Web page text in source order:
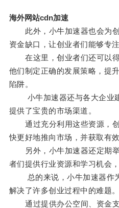
海外网站cdn加速
此外，小牛加速器也会为创
资金缺口，让创业者们能够专
在这里，创业者们还可以得
他们制定正确的发展策略，提
陷阱。
小牛加速器还与各大企业建
提供了宝贵的市场渠道。
通过充分利用这些资源，创
快更好地推向市场，并获取有
另外，小牛加速器还定期举
者们提供行业资源和学习机会
总的来说，小牛加速器作
解决了许多创业过程中的难题。
通过提供办公空间、资金支